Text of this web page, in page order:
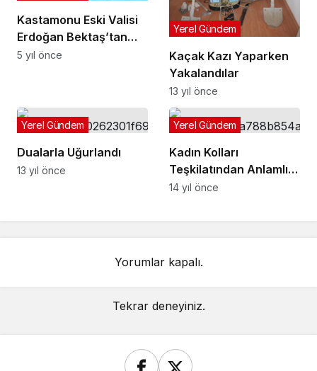
Kastamonu Eski Valisi
Erdoğan Bektaş’tan
Tosya İpekyolu Fuarına
5 yıl önce
Kaçak Kazı Yaparken
Yakalandılar
Yerel Gündem
13 yıl önce
Dualarla Uğurlandı
Yerel Gündem
13 yıl önce
Kadın Kolları
Teşkilatından Anlamlı
Ziyaret
Yerel Gündem
14 yıl önce
Yorumlar kapalı.
Tekrar deneyiniz.